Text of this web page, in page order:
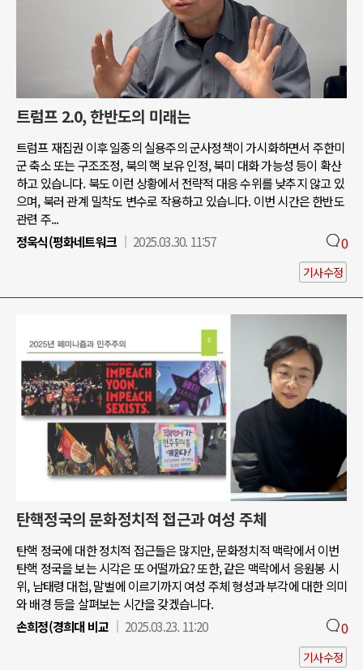
트럼프 2.0, 한반도의 미래는
트럼프 재집권 이후 일종의 실용주의 군사정책이 가시화하면서 주한미
군 축소 또는 구조조정, 북의 핵 보유 인정, 북미 대화 가능성 등이 확산
하고 있습니다. 북도 이런 상황에서 전략적 대응 수위를 낮추지 않고 있
으며, 북러 관계 밀착도 변수로 작용하고 있습니다. 이번 시간은 한반도
관련 주...
정욱식(평화네트워크
2025.03.30. 11:57 0
기사수정
탄핵정국의 문화정치적 접근과 여성 주체
탄핵 정국에 대한 정치적 접근들은 많지만, 문화정치적 맥락에서 이번
탄핵 정국을 보는 시각은 또 어떨까요? 또한, 같은 맥락에서 응원봉 시
위, 남태령 대첩, 말벌에 이르기까지 여성 주체 형성과 부각에 대한 의미
와 배경 등을 살펴보는 시간을 갖겠습니다.
손희정(경희대 비교
2025.03.23. 11:20 0
기사수정